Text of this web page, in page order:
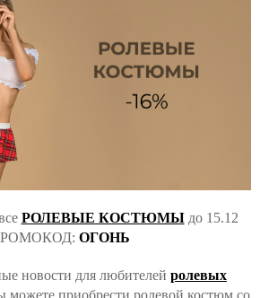
РОЛЕВЫЕ КОСТЮМЫ до 15.12
ОГОНЬ
новости для любителей ролевых